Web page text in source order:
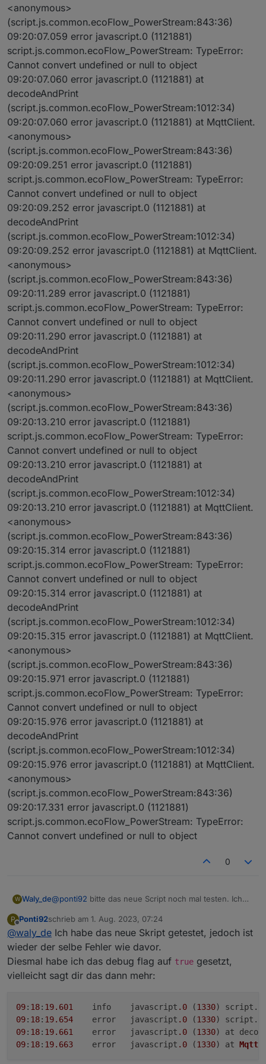
<anonymous>
(script.js.common.ecoFlow_PowerStream:843:36)
09:20:07.059 error javascript.0 (1121881)
script.js.common.ecoFlow_PowerStream: TypeError:
Cannot convert undefined or null to object
09:20:07.060 error javascript.0 (1121881) at
decodeAndPrint
(script.js.common.ecoFlow_PowerStream:1012:34)
09:20:07.060 error javascript.0 (1121881) at MqttClient.
<anonymous>
(script.js.common.ecoFlow_PowerStream:843:36)
09:20:09.251 error javascript.0 (1121881)
script.js.common.ecoFlow_PowerStream: TypeError:
Cannot convert undefined or null to object
09:20:09.252 error javascript.0 (1121881) at
decodeAndPrint
(script.js.common.ecoFlow_PowerStream:1012:34)
09:20:09.252 error javascript.0 (1121881) at MqttClient.
<anonymous>
(script.js.common.ecoFlow_PowerStream:843:36)
09:20:11.289 error javascript.0 (1121881)
script.js.common.ecoFlow_PowerStream: TypeError:
Cannot convert undefined or null to object
09:20:11.290 error javascript.0 (1121881) at
decodeAndPrint
(script.js.common.ecoFlow_PowerStream:1012:34)
09:20:11.290 error javascript.0 (1121881) at MqttClient.
<anonymous>
(script.js.common.ecoFlow_PowerStream:843:36)
09:20:13.210 error javascript.0 (1121881)
script.js.common.ecoFlow_PowerStream: TypeError:
Cannot convert undefined or null to object
09:20:13.210 error javascript.0 (1121881) at
decodeAndPrint
(script.js.common.ecoFlow_PowerStream:1012:34)
09:20:13.210 error javascript.0 (1121881) at MqttClient.
<anonymous>
(script.js.common.ecoFlow_PowerStream:843:36)
09:20:15.314 error javascript.0 (1121881)
script.js.common.ecoFlow_PowerStream: TypeError:
Cannot convert undefined or null to object
09:20:15.314 error javascript.0 (1121881) at
decodeAndPrint
(script.js.common.ecoFlow_PowerStream:1012:34)
09:20:15.315 error javascript.0 (1121881) at MqttClient.
<anonymous>
(script.js.common.ecoFlow_PowerStream:843:36)
09:20:15.971 error javascript.0 (1121881)
script.js.common.ecoFlow_PowerStream: TypeError:
Cannot convert undefined or null to object
09:20:15.976 error javascript.0 (1121881) at
decodeAndPrint
(script.js.common.ecoFlow_PowerStream:1012:34)
09:20:15.976 error javascript.0 (1121881) at MqttClient.
<anonymous>
(script.js.common.ecoFlow_PowerStream:843:36)
09:20:17.331 error javascript.0 (1121881)
script.js.common.ecoFlow_PowerStream: TypeError:
Cannot convert undefined or null to object
0
W Waly_de@ponti92 bitte das neue Script noch mal testen. Ich
Wenn da Einträge mit:
Ungültiger hexString: XXX
kommen, bitte schicken.
P
Offline
Ponti92schrieb am 1. Aug. 2023, 07:24
zuletzt editiert von
@waly_de Ich habe das neue Skript getestet, jedoch ist
wieder der selbe Fehler wie davor.
Diesmal habe ich das debug flag auf true gesetzt,
vielleicht sagt dir das dann mehr:
09: 18: 19.601
	info	javascript
.0 (1330) script.
09: 18: 19.654
	error	javascript
.0 (1330) script.
09: 18: 19.661
	error	javascript
.0 (1330) at
09: 18: 19.663
	error	javascript
.0 (1330) at